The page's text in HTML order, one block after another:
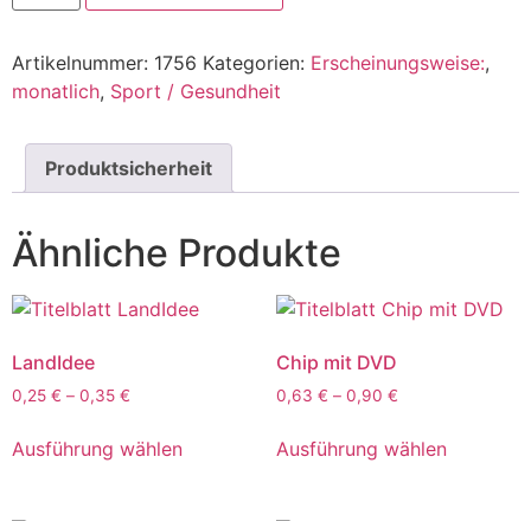
Artikelnummer: 1756 Kategorien: Erscheinungsweise:,
monatlich, Sport / Gesundheit
Produktsicherheit
Ähnliche Produkte
LandIdee
0,25 € – 0,35 €
Ausführung wählen
Chip mit DVD
0,63 € – 0,90 €
Ausführung wählen